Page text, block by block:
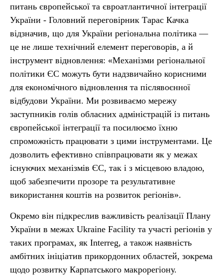
питань європейської та євроатлантичної інтеграції
України - Головний переговірник Тарас Качка
відзначив, що для України регіональна політика —
це не лише технічний елемент переговорів, а й
інструмент відновлення: «Механізми регіональної
політики ЄС можуть бути надзвичайно корисними
для економічного відновлення та післявоєнної
відбудови України. Ми розвиваємо мережу
заступників голів обласних адміністрацій із питань
європейської інтеграції та посилюємо їхню
спроможність працювати з цими інструментами. Це
дозволить ефективно співпрацювати як у межах
існуючих механізмів ЄС, так і з місцевою владою,
щоб забезпечити прозоре та результативне
використання коштів на розвиток регіонів».
Окремо він підкреслив важливість реалізації Плану
України в межах Ukraine Facility та участі регіонів у
таких програмах, як Interreg, а також наявність
амбітних ініціатив прикордонних областей, зокрема
щодо розвитку Карпатського макрорегіону.